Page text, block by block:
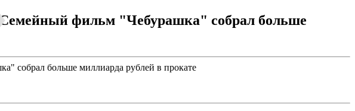
Семейный фильм "Чебурашка" собрал больше